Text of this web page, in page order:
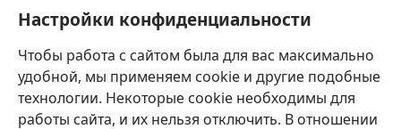
Настройки конфиденциальности
Чтобы работа с сайтом была для вас максимально
удобной, мы применяем cookie и другие подобные
технологии. Некоторые cookie необходимы для
работы сайта, и их нельзя отключить. В отношении
Пожертвования
в
новом
окне)
ОНЛАЙН-БИБЛИОТЕКА Сторожевой башни
(открывается
новомJW Hub®